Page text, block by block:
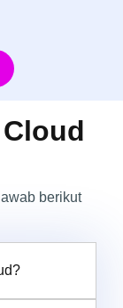
berikut